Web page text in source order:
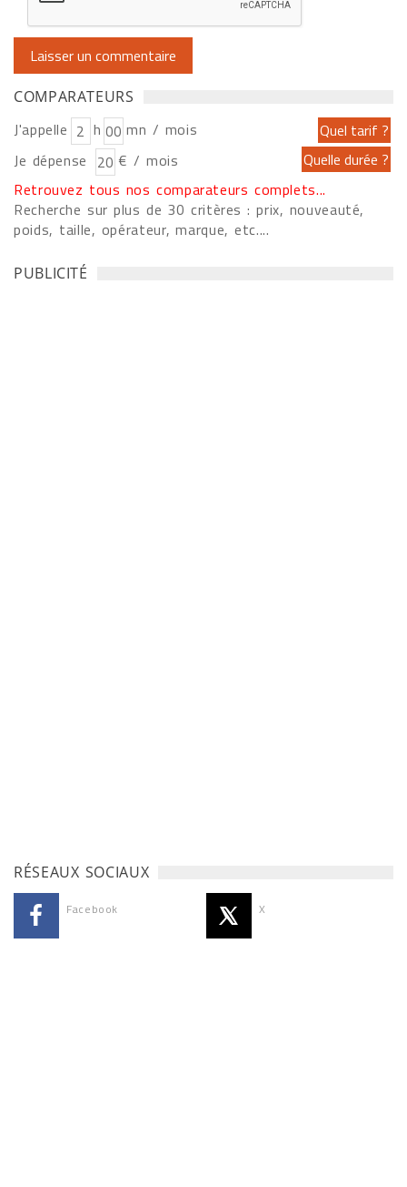
COMPARATEURS
J'appelle h
mn / mois
Je dépense
€ / mois
Retrouvez tous nos comparateurs complets...
Recherche sur plus de 30 critères : prix, nouveauté,
poids, taille, opérateur, marque, etc....
PUBLICITÉ
RÉSEAUX SOCIAUX
Facebook X